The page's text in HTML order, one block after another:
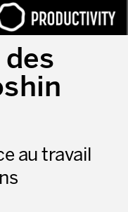
au travail